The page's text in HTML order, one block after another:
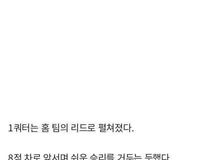
1쿼터는 홈 팀의 리드로 펼쳐졌다.